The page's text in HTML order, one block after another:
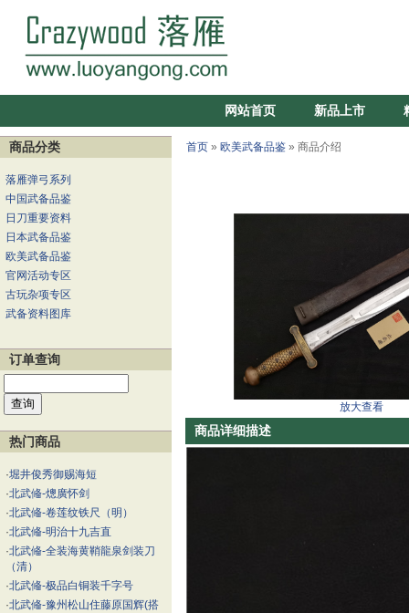
网站首页 新品上市
商品分类
落雁弹弓系列
中国武备品鉴
日刀重要资料
日本武备品鉴
欧美武备品鉴
官网活动专区
古玩杂项专区
武备资料图库
订单查询
热门商品
·堀井俊秀御赐海短
·北武偹-熜廣怀剑
·北武偹-卷莲纹铁尺（明）
·北武偹-明治十九吉直
·北武偹-全装海黄鞘龍泉剑装刀
（清）
·北武偹-极品白铜装千字号
·北武偹-豫州松山住藤原国辉(搭
首页 » 欧美武备品鉴 » 商品介绍
放大查看
商品详细描述